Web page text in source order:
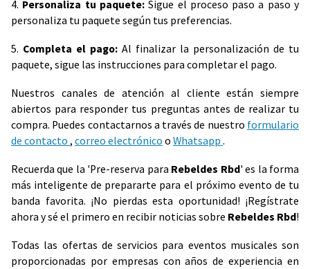
4. Personaliza tu paquete:Sigue el proceso paso a paso y
personaliza tu paquete según tus preferencias.
5. Completa el pago: Al finalizar la personalización de tu
paquete, sigue las instrucciones para completar el pago.
Nuestros canales de atención al cliente están siempre
abiertos para responder tus preguntas antes de realizar tu
compra. Puedes contactarnos a través de nuestro formulario
de contacto , correo electrónico o Whatsapp .
Recuerda que la 'Pre-reserva para Rebeldes Rbd' es la forma
más inteligente de prepararte para el próximo evento de tu
banda favorita. ¡No pierdas esta oportunidad! ¡Regístrate
ahora y sé el primero en recibir noticias sobre Rebeldes Rbd!
Todas las ofertas de servicios para eventos musicales son
proporcionadas por empresas con años de experiencia en